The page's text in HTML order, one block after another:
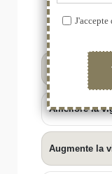
Optimise la
Améliore la
Augmente la